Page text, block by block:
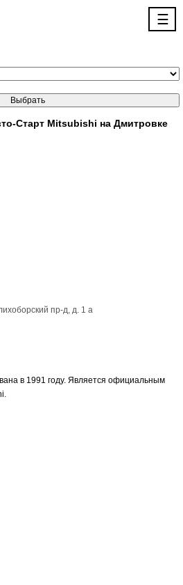
☰
Старт Mitsubishi на Дмитровке
пр-д, д. 1 а
в 1991 году. Является официальным